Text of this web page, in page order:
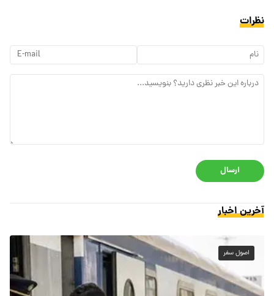
نظرات
ارسال
آخرین اخبار
اصول سفر